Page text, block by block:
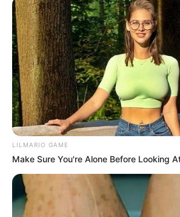
LILMARIO GAME
Make Sure You're Alone Before Looking